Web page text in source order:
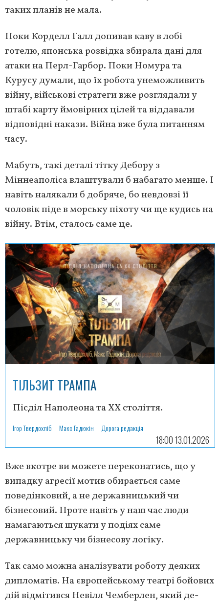
таких планів не мала.
Поки Корделл Галл допивав каву в лобі
готелю, японська розвідка збирала дані для
атаки на Перл-Гарбор. Поки Номура та
Курусу думали, що їх робота унеможливить
війну, військові стратеги вже розглядали у
штабі карту ймовірних цілей та віддавали
відповідні накази. Війна вже була питанням
часу.
Мабуть, такі деталі тітку Дебору з
Міннеаполіса влаштували б набагато менше. І
навіть налякали б добряче, бо невдовзі її
чоловік піде в морську піхоту чи ще кудись на
війну. Втім, сталось саме це.
ТІЛЬЗИТ ТРАМПА
Пісділ Наполеона та ХХ століття.
Ігор Твердохліб Макс Гадюкін Дорога редакція
18:00 13.01.2026
Вже вкотре ви можете переконатись, що у
випадку агресії мотив обирається саме
поведінковий, а не державницький чи
бізнесовий. Проте навіть у наш час люди
намагаються шукати у подіях саме
державницьку чи бізнесову логіку.
Так само можна аналізувати роботу деяких
дипломатів. На європейському театрі бойових
дій відмітився Невілл Чемберлен, який де-